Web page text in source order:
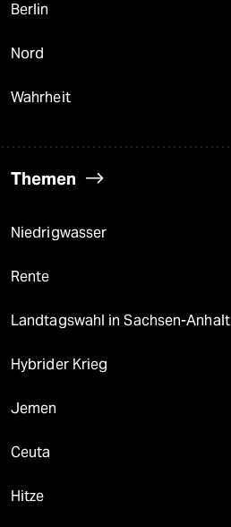
Berlin
Nord
Wahrheit
Themen
Niedrigwasser
Rente
Landtagswahl in Sachsen-Anhalt
Hybrider Krieg
Jemen
Ceuta
Hitze